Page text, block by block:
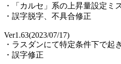
・「カルセ」系の上昇量設定ミ
・誤字脱字、不具合修正
Ver1.63(2023/07/17)
・ラスダンにて特定条件下で起
・誤字修正